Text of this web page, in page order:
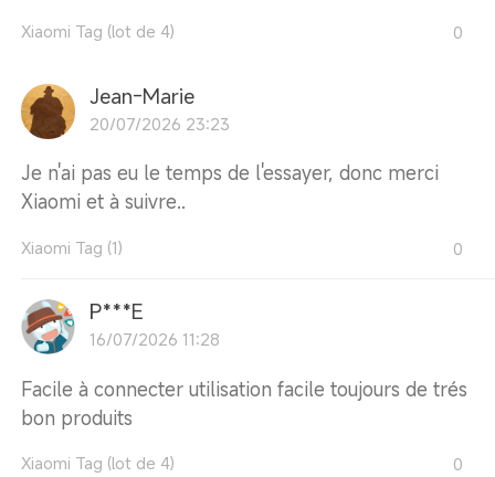
Xiaomi Tag (lot de 4) 0
Jean-Marie
20/07/2026 23:23
Je n'ai pas eu le temps de l'essayer, donc merci
Xiaomi et à suivre..
Xiaomi Tag (1) 0
P***E
16/07/2026 11:28
Facile à connecter utilisation facile toujours de trés
bon produits
Xiaomi Tag (lot de 4) 0